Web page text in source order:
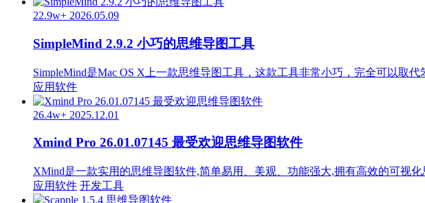
22.9w+ 2026.05.09
SimpleMind 2.9.2 小巧的思维导图工具
SimpleMind是Mac OS X上一款思维导图工具，这款工具非常小巧，完全可以取
应用软件
26.4w+ 2025.12.01
Xmind Pro 26.01.07145 最受欢迎思维导图软件
XMind是一款实用的思维导图软件,简单易用、美观、功能强大,拥有高效的可视
应用软件 开发工具